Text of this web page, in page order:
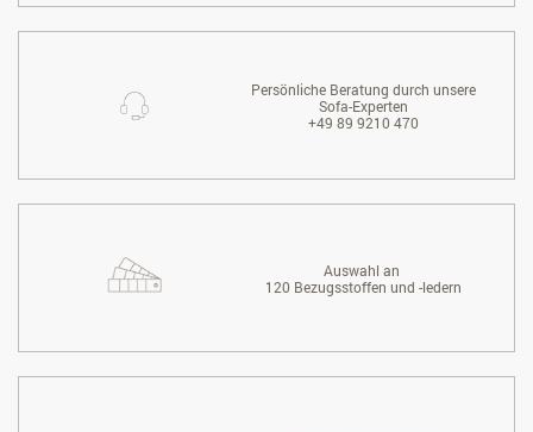
Persönliche Beratung durch unsere
Sofa-Experten
+49 89 9210 470
Auswahl an
120 Bezugsstoffen und -ledern